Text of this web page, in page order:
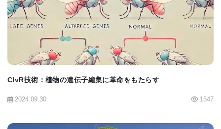
酸内のものだったという可能性を排除するため、完
全な塩基配列解析が必要だった」と述べている。
Amborellaのミトコンドリアが遺伝子の水平伝播によ
って吸収、蓄えたDNAの量は少なくとも100万塩基
対にものぼり、一般的な植物のミトコンドリア・ゲ
ノムの規模が50万塩基対程度なのに対して、この植
物のミトコンドリア・ゲノムは390万塩基対という膨
BIOMARKET JP
ClvR技術：植物の遺伝子編集に革命をもたらす
2024.09.30 1547